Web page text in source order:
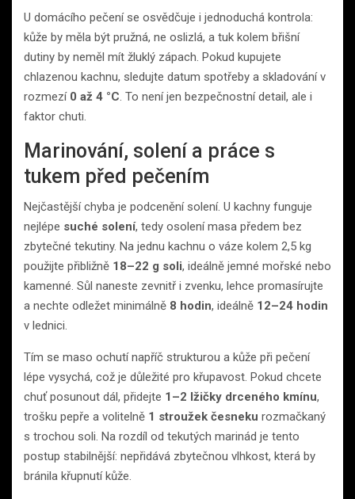
U domácího pečení se osvědčuje i jednoduchá kontrola:
kůže by měla být pružná, ne oslizlá, a tuk kolem břišní
dutiny by neměl mít žluklý zápach. Pokud kupujete
chlazenou kachnu, sledujte datum spotřeby a skladování v
rozmezí 0 až 4 °C. To není jen bezpečnostní detail, ale i
faktor chuti.
Marinování, solení a práce s
tukem před pečením
Nejčastější chyba je podcenění solení. U kachny funguje
nejlépe suché solení, tedy osolení masa předem bez
zbytečné tekutiny. Na jednu kachnu o váze kolem 2,5 kg
použijte přibližně 18–22 g soli, ideálně jemné mořské nebo
kamenné. Sůl naneste zevnitř i zvenku, lehce promasírujte
a nechte odležet minimálně 8 hodin, ideálně 12–24 hodin
v lednici.
Tím se maso ochutí napříč strukturou a kůže při pečení
lépe vysychá, což je důležité pro křupavost. Pokud chcete
chuť posunout dál, přidejte 1–2 lžičky drceného kmínu,
trošku pepře a volitelně 1 stroužek česneku rozmačkaný
s trochou soli. Na rozdíl od tekutých marinád je tento
postup stabilnější: nepřidává zbytečnou vlhkost, která by
bránila křupnutí kůže.